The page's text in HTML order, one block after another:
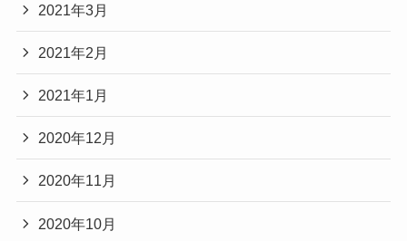
2021年3月
2021年2月
2021年1月
2020年12月
2020年11月
2020年10月